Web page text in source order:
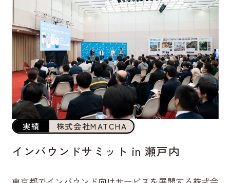
実績 株式会社MATCHA
インバウンドサミット in 瀬戸内